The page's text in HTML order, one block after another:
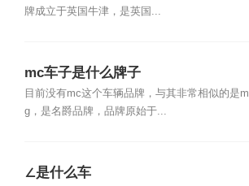
牌成立于英国牛津，是英国...
mc车子是什么牌子
目前没有mc这个车辆品牌，与其非常相似的是m
g，是名爵品牌，品牌原始于...
∠是什么车